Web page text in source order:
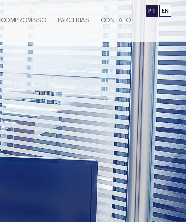
PT EN
COMPROMISSO PARCERIAS CONTATO